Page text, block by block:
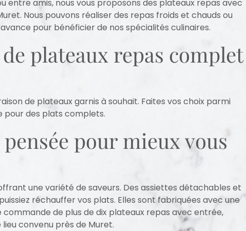
entre amis, nous vous proposons des plateaux repas avec
Nous pouvons réaliser des repas froids et chauds ou
pour bénéficier de nos spécialités culinaires.
plateaux repas complet
de plateaux garnis à souhait. Faites vos choix parmi
pour des plats complets.
pour mieux vous
une variété de saveurs. Des assiettes détachables et
réchauffer vos plats. Elles sont fabriquées avec une
de plus de dix plateaux repas avec entrée,
convenu près de Muret.